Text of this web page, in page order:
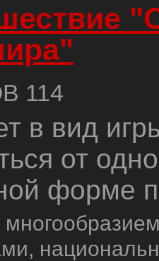
114
в вид
от
форме